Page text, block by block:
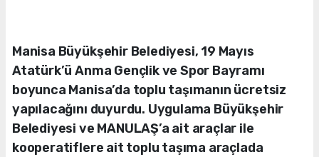
Manisa Büyükşehir Belediyesi, 19 Mayıs
Atatürk’ü Anma Gençlik ve Spor Bayramı
boyunca Manisa’da toplu taşımanın ücretsiz
yapılacağını duyurdu. Uygulama Büyükşehir
Belediyesi ve MANULAŞ’a ait araçlar ile
kooperatiflere ait toplu taşıma araçlada